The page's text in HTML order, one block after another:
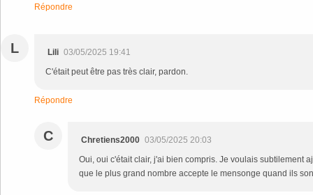
Répondre
L Lili 03/05/2025 19:41
C'était peut être pas très clair, pardon.
Répondre
C Chretiens2000 03/05/2025 20:03
Oui, oui c'était clair, j'ai bien compris. Je voulais subtilement
que le plus grand nombre accepte le mensonge quand ils